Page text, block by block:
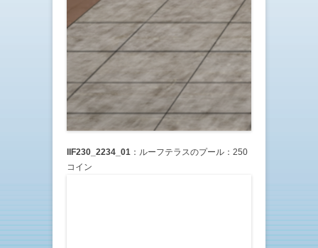
IIF230_2234_01 ：ルーフテラスのプール：250
コイン